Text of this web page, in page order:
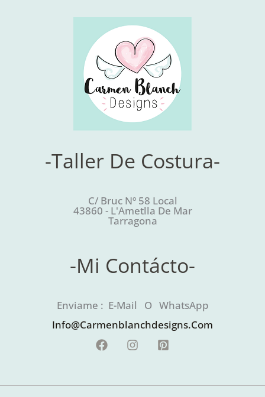
-Taller De Costura-
C/ Bruc Nº 58 Local
43860 - L'Ametlla De Mar
Tarragona
-Mi Contácto-
Enviame : E-Mail O WhatsApp
Info@carmenblanchdesigns.com